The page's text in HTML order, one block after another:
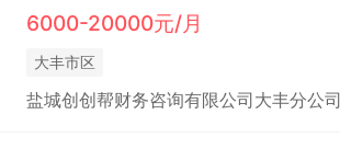
6000-20000元/月
大丰市区
盐城创创帮财务咨询有限公司大丰分公司